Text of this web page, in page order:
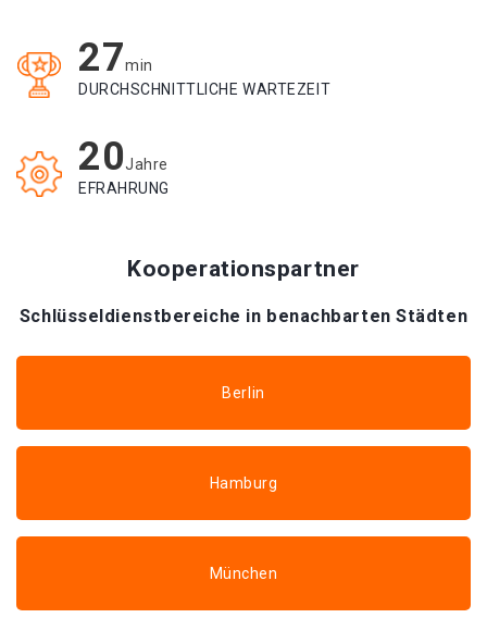
27min
DURCHSCHNITTLICHE WARTEZEIT
20Jahre
EFRAHRUNG
Kooperationspartner
Schlüsseldienstbereiche in benachbarten Städten
Berlin
Hamburg
München